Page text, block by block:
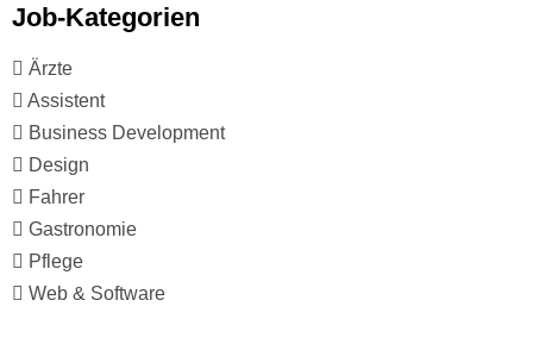
Job-Kategorien
Ärzte
Assistent
Business Development
Design
Fahrer
Gastronomie
Pflege
Web & Software